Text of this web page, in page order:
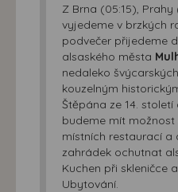
Z Brna (05:15),
vyjedeme v brzkých
podvečer přijedeme
alsaského města
nedaleko
kouzelným
Štěpána ze 14. století
budeme mít
místních restaurací a
zahrádek ochutnat
Kuchen při skleničce
Ubytování.